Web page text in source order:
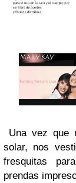
Una vez que
solar, nos
fresquitas
prendas